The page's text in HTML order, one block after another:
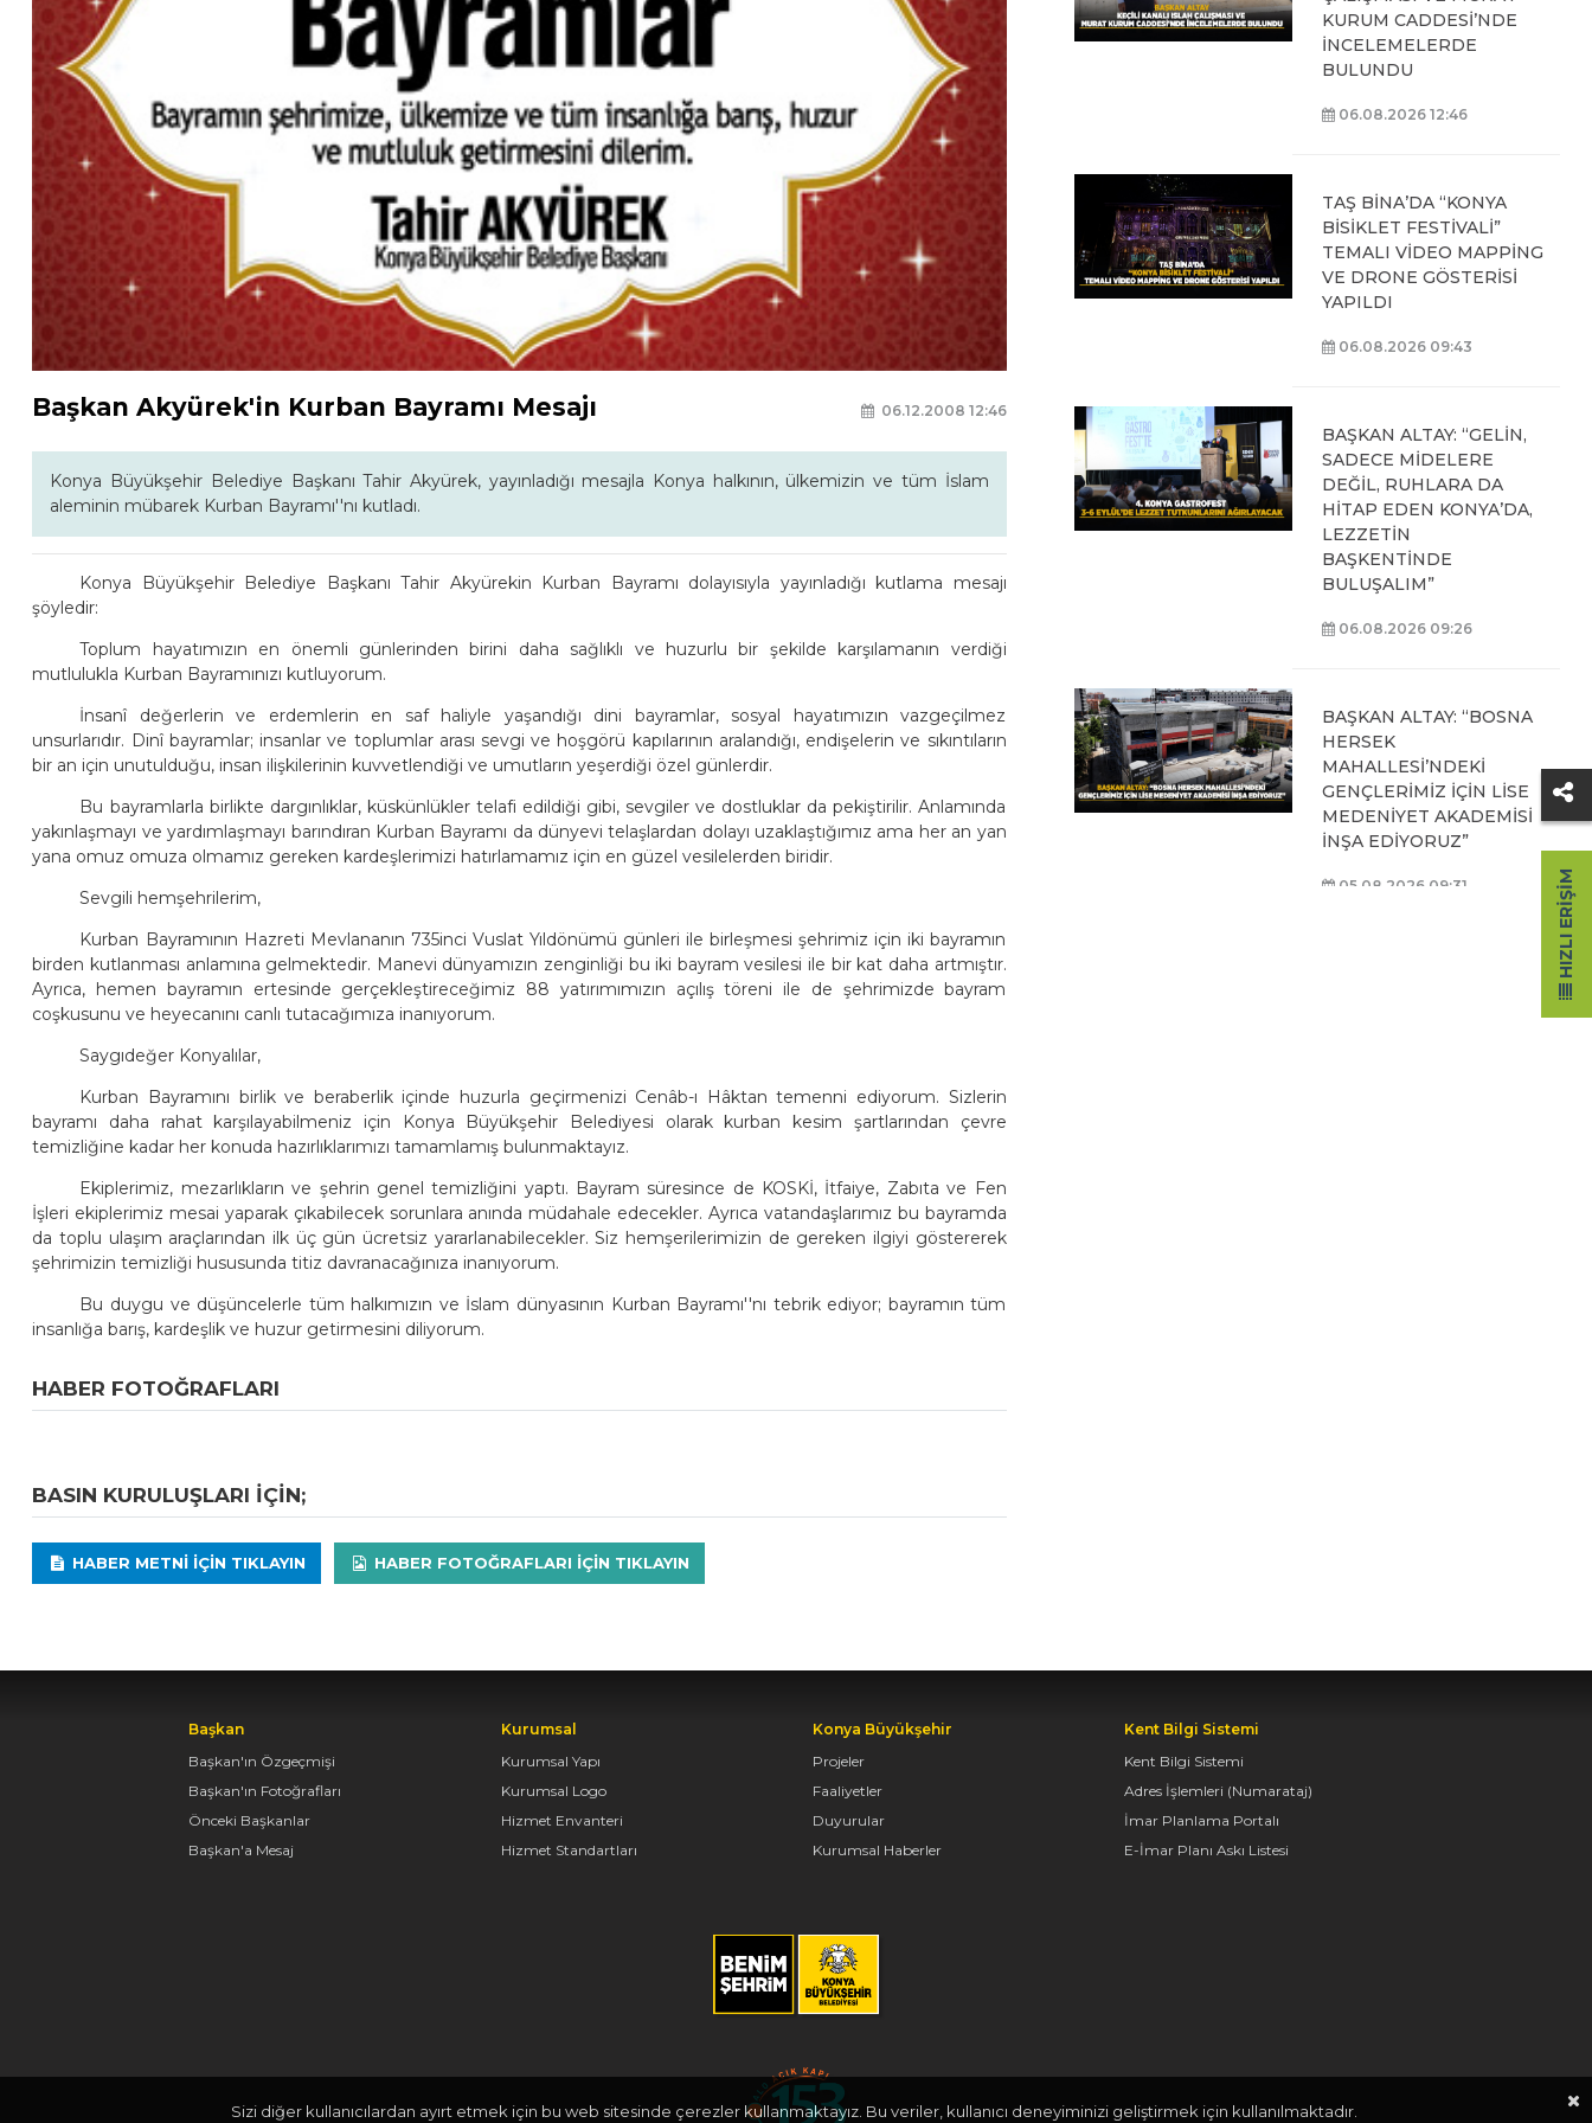
Başkan Akyürek'in Kurban Bayramı Mesajı 06.12.2008 12:46
Konya Büyükşehir Belediye Başkanı Tahir Akyürek, yayınladığı mesajla Konya halkının, ülkemizin ve tüm İslam
aleminin mübarek Kurban Bayramı''nı kutladı.
Konya Büyükşehir Belediye Başkanı Tahir Akyürekin Kurban Bayramı dolayısıyla yayınladığı kutlama mesajı
şöyledir:
Toplum hayatımızın en önemli günlerinden birini daha sağlıklı ve huzurlu bir şekilde karşılamanın verdiği
mutlulukla Kurban Bayramınızı kutluyorum.
İnsanî değerlerin ve erdemlerin en saf haliyle yaşandığı dini bayramlar, sosyal hayatımızın vazgeçilmez
unsurlarıdır. Dinî bayramlar; insanlar ve toplumlar arası sevgi ve hoşgörü kapılarının aralandığı, endişelerin ve sıkıntıların
bir an için unutulduğu, insan ilişkilerinin kuvvetlendiği ve umutların yeşerdiği özel günlerdir.
Bu bayramlarla birlikte dargınlıklar, küskünlükler telafi edildiği gibi, sevgiler ve dostluklar da pekiştirilir. Anlamında
yakınlaşmayı ve yardımlaşmayı barındıran Kurban Bayramı da dünyevi telaşlardan dolayı uzaklaştığımız ama her an yan
yana omuz omuza olmamız gereken kardeşlerimizi hatırlamamız için en güzel vesilelerden biridir.
Sevgili hemşehrilerim,
Kurban Bayramının Hazreti Mevlananın 735inci Vuslat Yıldönümü günleri ile birleşmesi şehrimiz için iki bayramın
birden kutlanması anlamına gelmektedir. Manevi dünyamızın zenginliği bu iki bayram vesilesi ile bir kat daha artmıştır.
Ayrıca, hemen bayramın ertesinde gerçekleştireceğimiz 88 yatırımımızın açılış töreni ile de şehrimizde bayram
coşkusunu ve heyecanını canlı tutacağımıza inanıyorum.
Saygıdeğer Konyalılar,
Kurban Bayramını birlik ve beraberlik içinde huzurla geçirmenizi Cenâb-ı Hâktan temenni ediyorum. Sizlerin
bayramı daha rahat karşılayabilmeniz için Konya Büyükşehir Belediyesi olarak kurban kesim şartlarından çevre
temizliğine kadar her konuda hazırlıklarımızı tamamlamış bulunmaktayız.
Ekiplerimiz, mezarlıkların ve şehrin genel temizliğini yaptı. Bayram süresince de KOSKİ, İtfaiye, Zabıta ve Fen
İşleri ekiplerimiz mesai yaparak çıkabilecek sorunlara anında müdahale edecekler. Ayrıca vatandaşlarımız bu bayramda
da toplu ulaşım araçlarından ilk üç gün ücretsiz yararlanabilecekler. Siz hemşerilerimizin de gereken ilgiyi göstererek
şehrimizin temizliği hususunda titiz davranacağınıza inanıyorum.
Bu duygu ve düşüncelerle tüm halkımızın ve İslam dünyasının Kurban Bayramı''nı tebrik ediyor; bayramın tüm
insanlığa barış, kardeşlik ve huzur getirmesini diliyorum.
HABER FOTOĞRAFLARI
BASIN KURULUŞLARI IÇIN;
HABER METNI IÇIN TIKLAYIN HABER FOTOĞRAFLARI IÇIN TIKLAYIN
KURUM CADDESİ’NDE
İNCELEMELERDE
BULUNDU
06.08.2026 12:46
TAŞ BİNA’DA “KONYA
BİSİKLET FESTİVALİ”
TEMALI VİDEO MAPPİNG
VE DRONE GÖSTERİSİ
YAPILDI
06.08.2026 09:43
BAŞKAN ALTAY: “GELİN,
SADECE MİDELERE
DEĞİL, RUHLARA DA
HİTAP EDEN KONYA’DA,
LEZZETİN
BAŞKENTİNDE
BULUŞALIM”
06.08.2026 09:26
BAŞKAN ALTAY: “BOSNA
HERSEK
MAHALLESİ’NDEKİ
GENÇLERİMİZ İÇİN LİSE
MEDENİYET AKADEMİSİ
İNŞA EDİYORUZ”
05.08.2026 09:31
BİSİKLET FESTİVALİ
KOMEK AKIL VE ZEKÂ
Başkan
Başkan'ın Özgeçmişi
Başkan'ın Fotoğrafları
Önceki Başkanlar
Başkan'a Mesaj
Kurumsal
Kurumsal Yapı
Kurumsal Logo
Hizmet Envanteri
Hizmet Standartları
Konya Büyükşehir
Projeler
Faaliyetler
Duyurular
Kurumsal Haberler
Kent Bilgi Sistemi
Kent Bilgi Sistemi
Adres İşlemleri (Numarataj)
İmar Planlama Portalı
E-İmar Planı Askı Listesi
HIZLI ERIŞIM
Sizi diğer kullanıcılardan ayırt etmek için bu web sitesinde çerezler kullanmaktayız. Bu veriler, kullanıcı deneyiminizi geliştirmek için kullanılmaktadır.